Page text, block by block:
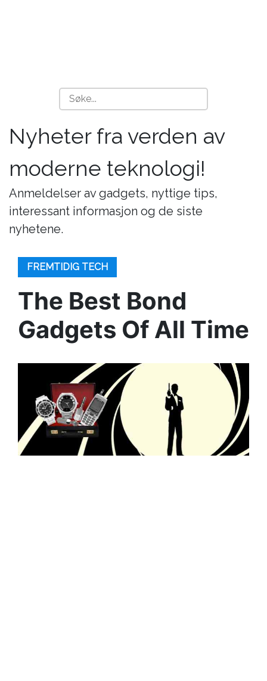
Nyheter fra verden av
moderne teknologi!
Anmeldelser av gadgets, nyttige tips,
interessant informasjon og de siste
nyhetene.
FREMTIDIG TECH
The Best Bond
Gadgets Of All Time